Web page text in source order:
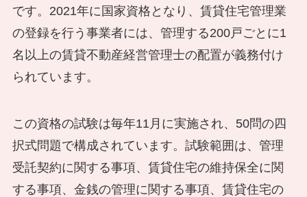
です。2021年に国家資格となり、賃貸住宅管理業
の登録を行う事業者には、管理する200戸ごとに1
名以上の賃貸不動産経営管理士の配置が義務付け
られています。
この資格の試験は毎年11月に実施され、50問の四
択式問題で構成されています。試験範囲は、管理
受託契約に関する事項、賃貸住宅の維持保全に関
する事項、金銭の管理に関する事項、賃貸住宅の